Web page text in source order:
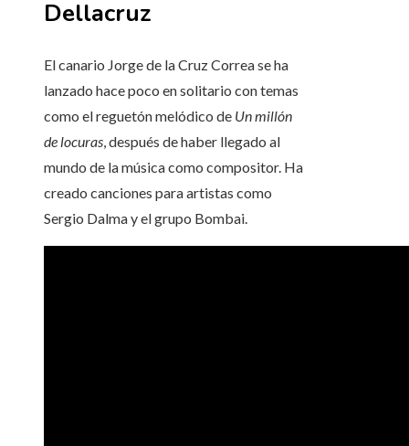
Dellacruz
El canario Jorge de la Cruz Correa se ha
lanzado hace poco en solitario con temas
como el reguetón melódico de Un millón
de locuras, después de haber llegado al
mundo de la música como compositor. Ha
creado canciones para artistas como
Sergio Dalma y el grupo Bombai.